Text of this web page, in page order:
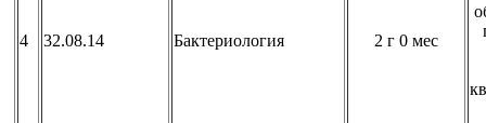
4 32.08.14 Бактериология 2 г 0 мес